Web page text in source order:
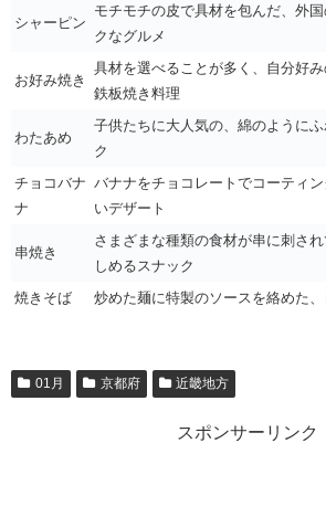
シャーピン
モチモチの皮で具材を包んだ、外
クなグルメ
お好み焼き
具材を選べることが多く、自分好
鉄板焼き料理
わたあめ
子供たちに大人気の、綿のように
ク
チョコバナ
ナ
バナナをチョコレートでコーティ
いデザート
串焼き
さまざまな種類の食材が串に刺さ
しめるスナック
焼きそば
炒めた麺に特製のソースを絡めた
01月 京都府 近畿地方
スポンサーリンク